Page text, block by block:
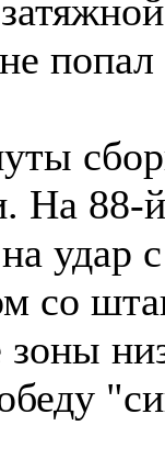
попал
На 88-
удар
со